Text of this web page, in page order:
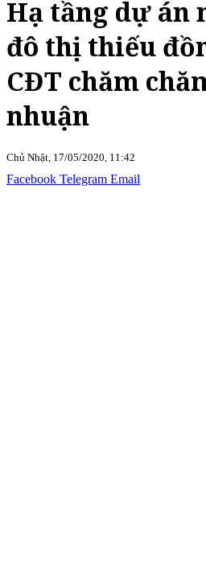
Hạ tầng dự án
đô thị thiếu
CĐT chăm
nhuận
Chủ Nhật, 17/05/2020, 11:42
Facebook Telegram Email